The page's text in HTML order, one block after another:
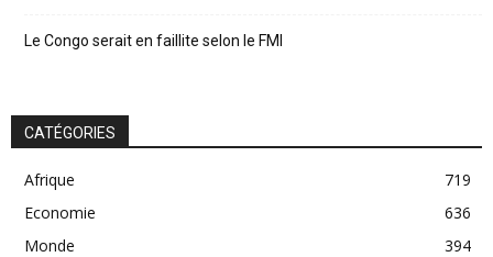
Le Congo serait en faillite selon le FMI
CATÉGORIES
Afrique
719
Economie
636
Monde
394